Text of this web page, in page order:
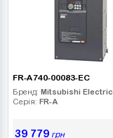
FR-A740-00083-EC
Бренд: Mitsubishi Electric
Серія: FR-A
39 779грн